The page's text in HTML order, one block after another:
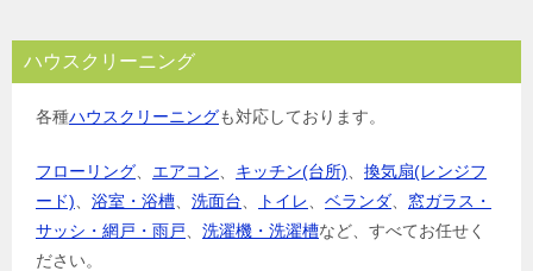
ハウスクリーニング
各種ハウスクリーニングも対応しております。
フローリング エアコン キッチン(台所)
換気扇(レンジフ
ード)
浴室・浴槽 洗面台 トイレ ベランダ
窓ガラス・
サッシ・網戸・雨戸
洗濯機・洗濯槽など、すべてお任せく
ださい。